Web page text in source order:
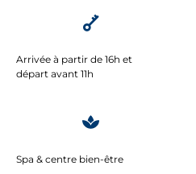
Arrivée à partir de 16h et
départ avant 11h
Spa & centre bien-être